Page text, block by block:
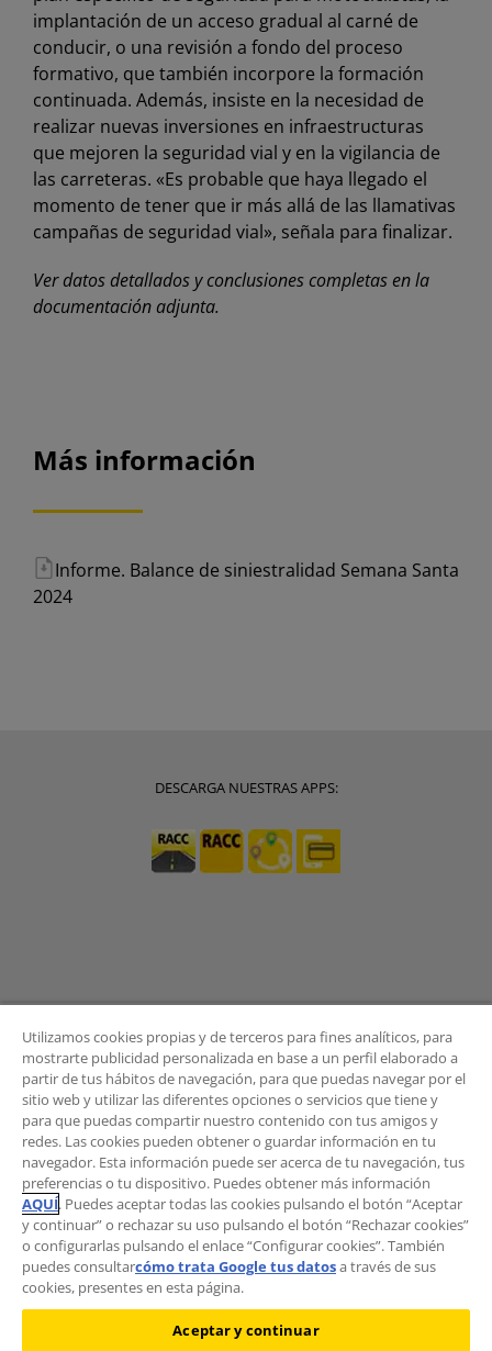
implantación de un acceso gradual al carné de
conducir, o una revisión a fondo del proceso
formativo, que también incorpore la formación
continuada. Además, insiste en la necesidad de
realizar nuevas inversiones en infraestructuras
que mejoren la seguridad vial y en la vigilancia de
las carreteras. «Es probable que haya llegado el
momento de tener que ir más allá de las llamativas
campañas de seguridad vial», señala para finalizar.
Ver datos detallados y conclusiones completas en la
documentación adjunta.
Más información
Informe. Balance de siniestralidad Semana Santa
2024
DESCARGA NUESTRAS APPS:
BOLETÍN
¿Quieres recibir las novedades del Área de
Movilidad?
Suscríbete al boletín.
Utilizamos cookies propias y de terceros para fines analíticos, para
mostrarte publicidad personalizada en base a un perfil elaborado a
partir de tus hábitos de navegación, para que puedas navegar por el
sitio web y utilizar las diferentes opciones o servicios que tiene y
para que puedas compartir nuestro contenido con tus amigos y
redes. Las cookies pueden obtener o guardar información en tu
navegador. Esta información puede ser acerca de tu navegación, tus
preferencias o tu dispositivo. Puedes obtener más información
AQUÍ. Puedes aceptar todas las cookies pulsando el botón “Aceptar
y continuar” o rechazar su uso pulsando el botón “Rechazar cookies”
o configurarlas pulsando el enlace “Configurar cookies”. También
puedes consultarcómo trata Google tus datosa través de sus
cookies, presentes en esta página.
Aceptar y continuar